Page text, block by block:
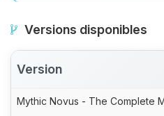
Versions disponibles
Version
Mythic Novus - The Complete